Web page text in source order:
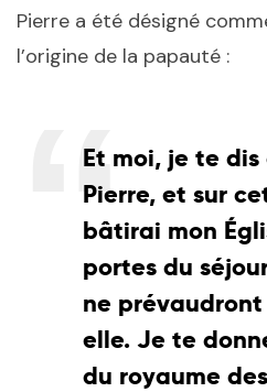
Pierre a été désigné
l’origine de la papauté :
Et moi, je te
Pierre, et sur
bâtirai mon
portes du
ne
elle. Je te
du royaume